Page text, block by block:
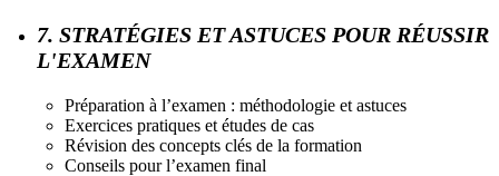
7. STRATÉGIES ET ASTUCES POUR RÉUSSIR
L'EXAMEN
Préparation à l’examen : méthodologie et astuces
Exercices pratiques et études de cas
Révision des concepts clés de la formation
Conseils pour l’examen final